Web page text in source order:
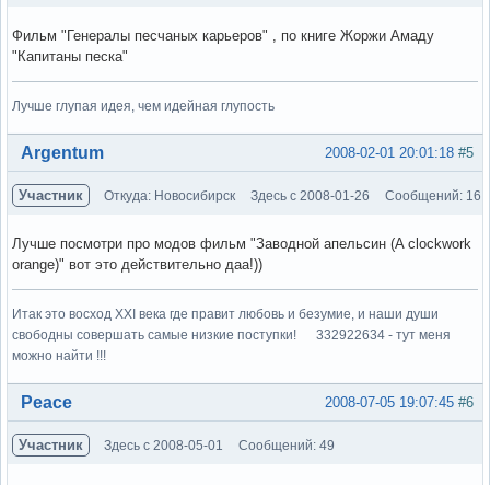
Фильм "Генералы песчаных карьеров" , по книге Жоржи Амаду
"Капитаны песка"
Лучше глупая идея, чем идейная глупость
Вне форума #5
2008-02-01 20:01:18
Argentum
Участник Откуда: Новосибирск Здесь с 2008-01-26 Сообщений: 16
Лучше посмотри про модов фильм "Заводной апельсин (A clockwork
orange)" вот это действительно даа!))
Итак это восход XXI века где правит любовь и безумие, и наши души
свободны совершать самые низкие поступки! 332922634 - тут меня
можно найти !!!
Вне форума #6
2008-07-05 19:07:45
Peace
Участник Здесь с 2008-05-01 Сообщений: 49